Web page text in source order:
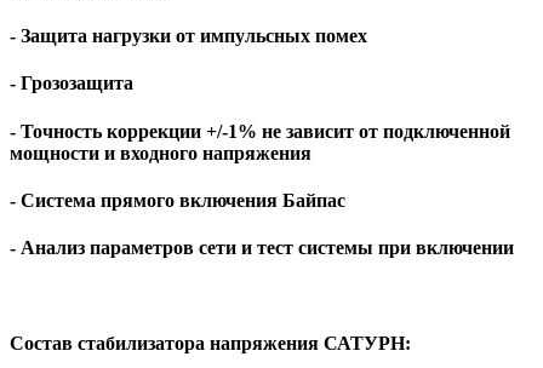
- Защита нагрузки от импульсных помех
- Грозозащита
- Точность коррекции +/-1% не зависит от подключенной
мощности и входного напряжения
- Система прямого включения Байпас
- Анализ параметров сети и тест системы при включении
Состав стабилизатора напряжения САТУРН: